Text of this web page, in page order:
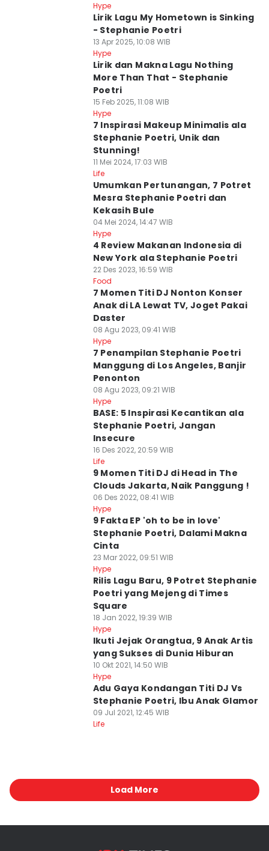
Hype
Lirik Lagu My Hometown is Sinking
- Stephanie Poetri
13 Apr 2025, 10:08 WIB
Hype
Lirik dan Makna Lagu Nothing
More Than That - Stephanie
Poetri
15 Feb 2025, 11:08 WIB
Hype
7 Inspirasi Makeup Minimalis ala
Stephanie Poetri, Unik dan
Stunning!
11 Mei 2024, 17:03 WIB
Life
Umumkan Pertunangan, 7 Potret
Mesra Stephanie Poetri dan
Kekasih Bule
04 Mei 2024, 14:47 WIB
Hype
4 Review Makanan Indonesia di
New York ala Stephanie Poetri
22 Des 2023, 16:59 WIB
Food
7 Momen Titi DJ Nonton Konser
Anak di LA Lewat TV, Joget Pakai
Daster
08 Agu 2023, 09:41 WIB
Hype
7 Penampilan Stephanie Poetri
Manggung di Los Angeles, Banjir
Penonton
08 Agu 2023, 09:21 WIB
Hype
BASE: 5 Inspirasi Kecantikan ala
Stephanie Poetri, Jangan
Insecure
16 Des 2022, 20:59 WIB
Life
9 Momen Titi DJ di Head in The
Clouds Jakarta, Naik Panggung !
06 Des 2022, 08:41 WIB
Hype
9 Fakta EP 'oh to be in love'
Stephanie Poetri, Dalami Makna
Cinta
23 Mar 2022, 09:51 WIB
Hype
Rilis Lagu Baru, 9 Potret Stephanie
Poetri yang Mejeng di Times
Square
18 Jan 2022, 19:39 WIB
Hype
Ikuti Jejak Orangtua, 9 Anak Artis
yang Sukses di Dunia Hiburan
10 Okt 2021, 14:50 WIB
Hype
Adu Gaya Kondangan Titi DJ Vs
Stephanie Poetri, Ibu Anak Glamor
09 Jul 2021, 12:45 WIB
Life
Load More